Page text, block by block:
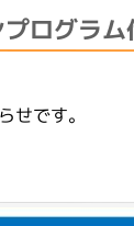
プログラ
です。